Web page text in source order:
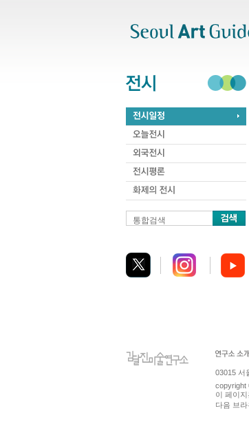
통합검색
03015 서
copyright
이 페이지
다음 브